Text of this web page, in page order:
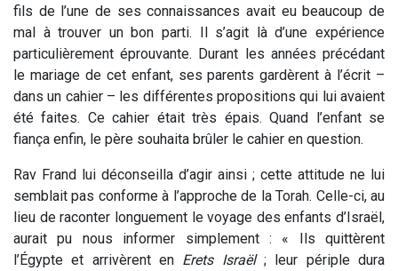
fils de l’une de ses connaissances avait eu beaucoup de
mal à trouver un bon parti. Il s’agit là d’une expérience
particulièrement éprouvante. Durant les années précédant
le mariage de cet enfant, ses parents gardèrent à l’écrit –
dans un cahier – les différentes propositions qui lui avaient
été faites. Ce cahier était très épais. Quand l’enfant se
fiança enfin, le père souhaita brûler le cahier en question.
Rav Frand lui déconseilla d’agir ainsi ; cette attitude ne lui
semblait pas conforme à l’approche de la Torah. Celle-ci, au
lieu de raconter longuement le voyage des enfants d’Israël,
aurait pu nous informer simplement : « Ils quittèrent
l’Égypte et arrivèrent en Erets Israël; leur périple dura